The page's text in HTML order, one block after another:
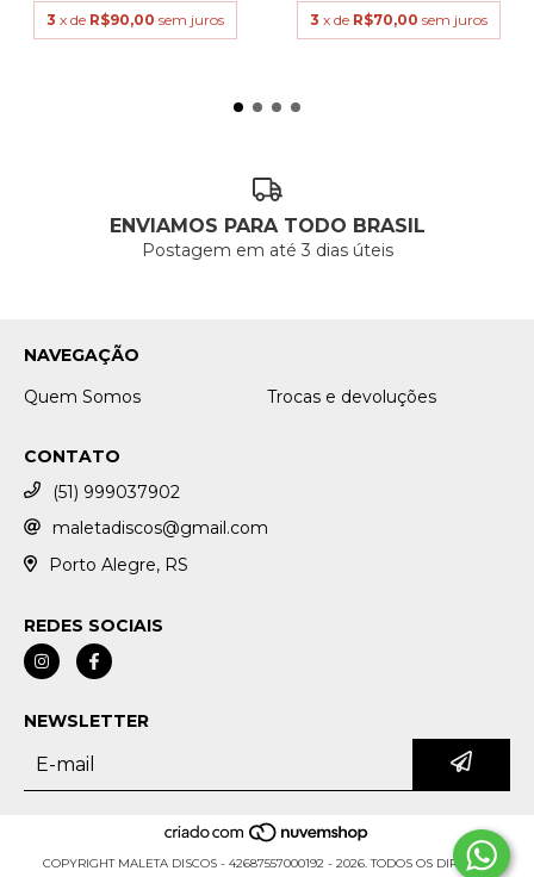
3 x de R$90,00 sem juros 3 x de R$70,00 sem juros
ENVIAMOS PARA TODO BRASIL
Postagem em até 3 dias úteis
NAVEGAÇÃO
Quem Somos
Trocas e devoluções
CONTATO
(51) 999037902
maletadiscos@gmail.com
Porto Alegre, RS
REDES SOCIAIS
NEWSLETTER
COPYRIGHT MALETA DISCOS - 42687557000192 - 2026. TODOS OS DIREITOS